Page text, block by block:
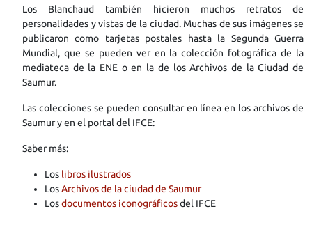
Los Blanchaud también hicieron muchos retratos de
personalidades y vistas de la ciudad. Muchas de sus imágenes se
publicaron como tarjetas postales hasta la Segunda Guerra
Mundial, que se pueden ver en la colección fotográfica de la
mediateca de la ENE o en la de los Archivos de la Ciudad de
Saumur.
Las colecciones se pueden consultar en línea en los archivos de
Saumur y en el portal del IFCE:
Saber más:
Los libros ilustrados
LosArchivos de la ciudad de Saumur
Losdocumentos iconográficosdel IFCE